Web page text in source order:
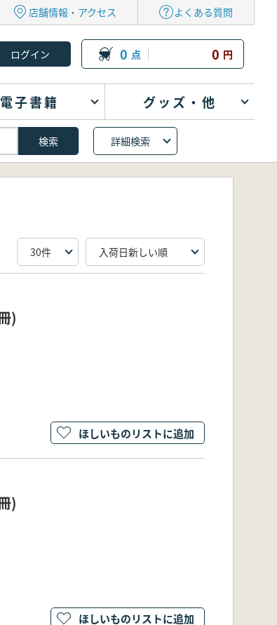
店舗情報・アクセス よくある質問
0 点 0 円
電子書籍 グッズ・他
詳細検索
)
ほしいものリストに追加
)
ほしいものリストに追加